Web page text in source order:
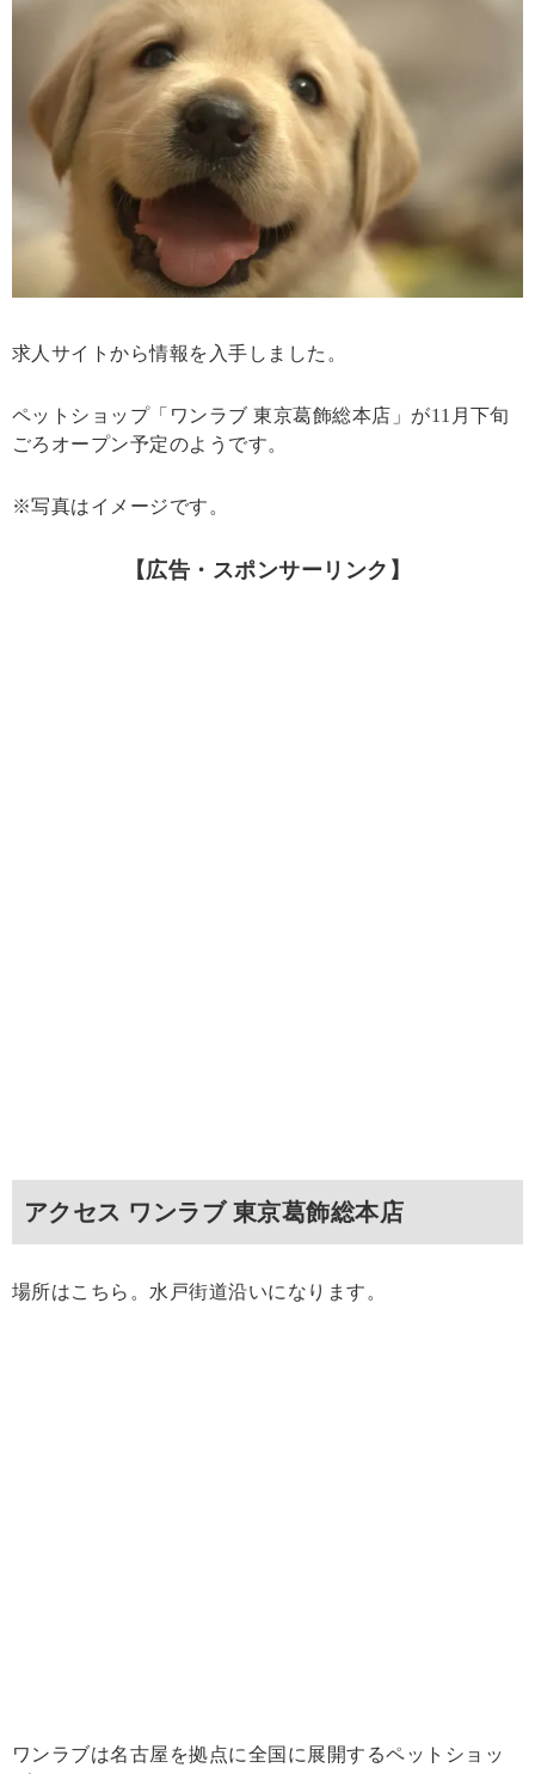
求人サイトから情報を入手しました。
ペットショップ「ワンラブ 東京葛飾総本店」が11月下旬
ごろオープン予定のようです。
※写真はイメージです。
【広告・スポンサーリンク】
アクセス ワンラブ 東京葛飾総本店
場所はこちら。水戸街道沿いになります。
ワンラブは名古屋を拠点に全国に展開するペットショッ